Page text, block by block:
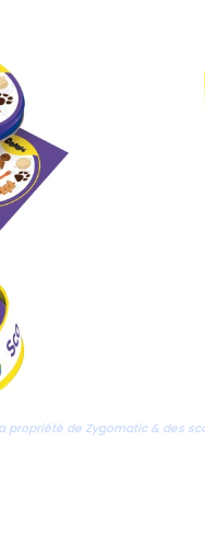
propriété de Zygomatic & des